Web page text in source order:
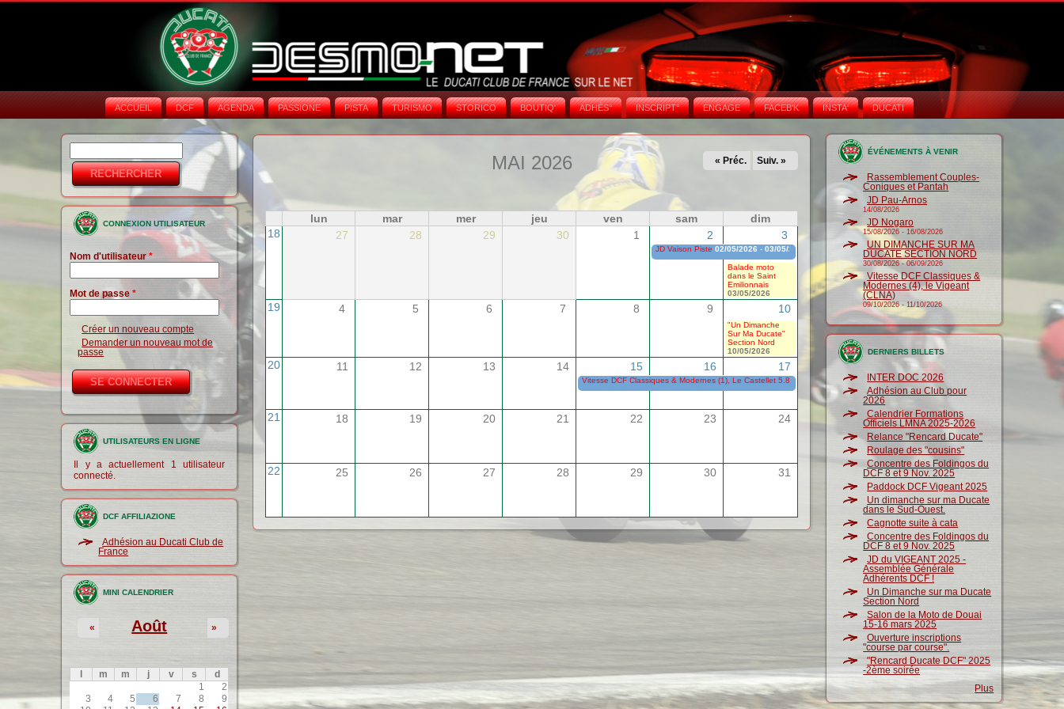
ACCUEIL DCF AGENDA PASSIONE PISTA TURISMO STORICO BOUTIQ' ADHÉS° INSCRIPT° ENGAGE FACEB'K INSTA‘ DUCATI
Formulaire de
recherche
CONNEXION UTILISATEUR
Nom d'utilisateur*
Mot de passe*
Créer un nouveau compte
Demander un nouveau mot de
passe
UTILISATEURS EN LIGNE
Il y a actuellement 1 utilisateur
connecté.
DCF AFFILIAZIONE
Adhésion au Ducati Club de
France
MINI CALENDRIER
Août
« »
m m j v s
d
1
2
3
4 5 6 7 8
9
MAI 2026 « Préc. Suiv. »
lun mar mer jeu ven sam
dim
18
27 28 29 30 1 2 3
JD Vaison Piste 02/05/2026 -03/05/2026
Balade moto
dans le Saint
Emilionnais
03/05/2026
19 4 5 6 7 8 9 10
"Un Dimanche
Sur Ma Ducate"
Section Nord
10/05/2026
20 11 12 13 14 15 16 17
Vitesse DCF Classiques & Modernes (1), Le Castellet 5.8 (Sunday Ride Classic) 15/05/2026-17/05/2026
21 18 19 20 21 22 23 24
22 25 26 27 28 29 30 31
ÉVÉNEMENTS À VENIR
Rassemblement Couples-
Coniques et Pantah
JD Pau-Arnos
14/08/2026
JD Nogaro
15/08/2026 -16/08/2026
UN DIMANCHE SUR MA
DUCATE SECTION NORD
30/08/2026-06/09/2026
Vitesse DCF Classiques &
Modernes (4), le Vigeant
(CLNA)
09/10/2026-11/10/2026
DERNIERS BILLETS
INTER DOC 2026
Adhésion au Club pour
2026
Calendrier Formations
Officiels LMNA 2025-2026
Relance "Rencard Ducate"
Roulage des "cousins"
Concentre des Foldingos du
DCF 8 et 9 Nov. 2025
Paddock DCF Vigeant 2025
Un dimanche sur ma Ducate
dans le Sud-Ouest.
Cagnotte suite à cata
Concentre des Foldingos du
DCF 8 et 9 Nov. 2025
JD du VIGEANT 2025 -
Assemblée Générale
Adhérents DCF !
Un Dimanche sur ma Ducate
Section Nord
Salon de la Moto de Douai
15-16 mars 2025
Ouverture inscriptions
"course par course".
"Rencard Ducate DCF" 2025
-2ème soirée
Plus